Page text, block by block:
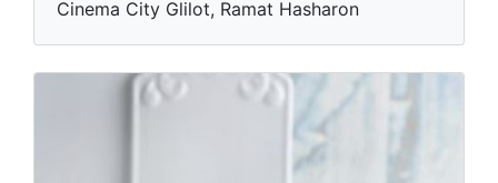
Cinema City Glilot, Ramat Hasharon